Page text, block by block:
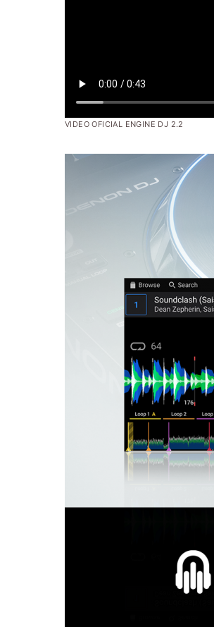
VIDEO OFICIAL ENGINE DJ 2.2